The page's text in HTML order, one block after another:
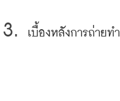
เบื้องหลังการถ่ายทำ